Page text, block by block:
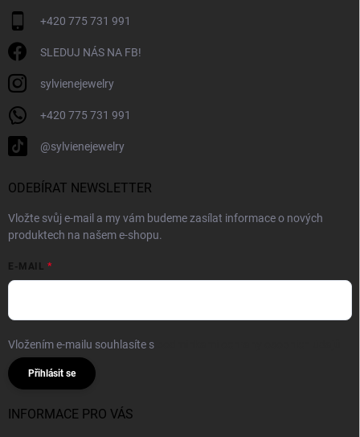
+420 775 731 991
SLEDUJ NÁS NA FB!
sylvienejewelry
+420 775 731 991
@sylvienejewelry
ODEBÍRAT NEWSLETTER
Vložte svůj e-mail a my vám budeme zasílat informace o nových
produktech na našem e-shopu.
E-MAIL
Vložením e-mailu souhlasíte s
Přihlásit se
INFORMACE PRO VÁS